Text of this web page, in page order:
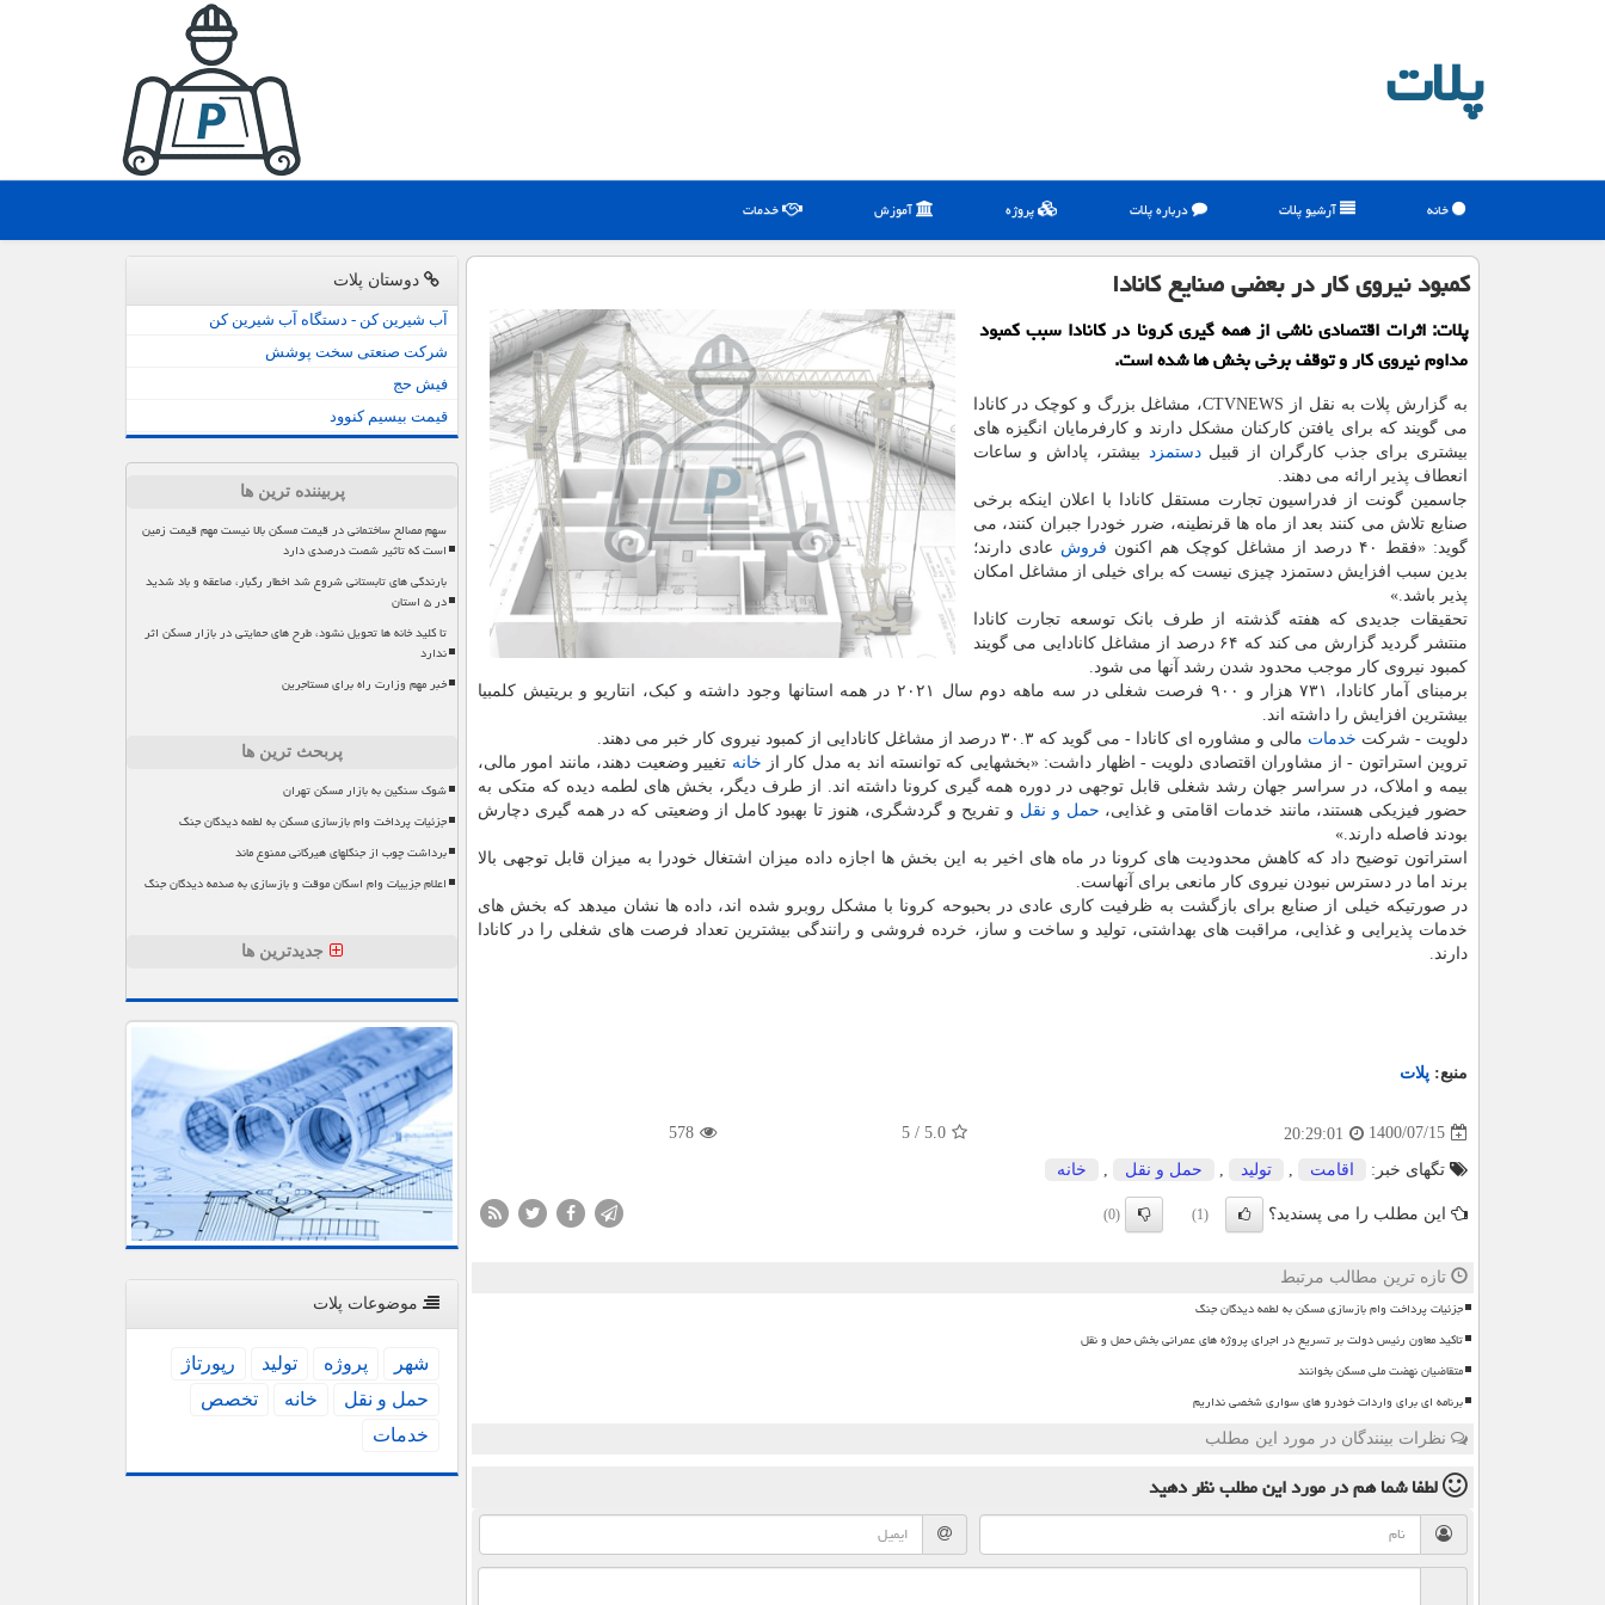
پلات
خانه آرشیو پلات درباره پلات پروژه آموزش خدمات
کمبود نیروی کار در بعضی صنایع کانادا
پلات: اثرات اقتصادی ناشی از همه گیری کرونا در کانادا سبب کمبود
مداوم نیروی کار و توقف برخی بخش ها شده است.
به گزارش پلات به نقل از CTVNEWS، مشاغل بزرگ و کوچک در کانادا
می گویند که برای یافتن کارکنان مشکل دارند و کارفرمایان انگیزه های
بیشتری برای جذب کارگران از قبیلدستمزد بیشتر، پاداش و ساعات
انعطاف پذیر ارائه می دهند.
جاسمین گونت از فدراسیون تجارت مستقل کانادا با اعلان اینکه برخی
صنایع تلاش می کنند بعد از ماه ها قرنطینه، ضرر خودرا جبران کنند، می
گوید: «فقط ۴۰ درصد از مشاغل کوچک هم اکنون
فروش عادی دارند؛
بدین سبب افزایش دستمزد چیزی نیست که برای خیلی از مشاغل امکان
پذیر باشد.»
تحقیقات جدیدی که هفته گذشته از طرف بانک توسعه تجارت کانادا
منتشر گردید گزارش می کند که ۶۴ درصد از مشاغل کانادایی می گویند
کمبود نیروی کار موجب محدود شدن رشد آنها می شود.
برمبنای آمار کانادا، ۷۳۱ هزار و ۹۰۰ فرصت شغلی در سه ماهه دوم سال ۲۰۲۱ در همه استانها وجود داشته و کبک، انتاریو و بریتیش کلمبیا
بیشترین افزایش را داشته اند.
دلویت - شرکت خدمات مالی و مشاوره ای کانادا - می گوید که ۳۰.۳ درصد از مشاغل کانادایی از کمبود نیروی کار خبر می دهند.
تروین استراتون - از مشاوران اقتصادی دلویت - اظهار داشت: «بخشهایی که توانسته اند به مدل کار از خانه تغییر وضعیت دهند، مانند امور مالی،
بیمه و املاک، در سراسر جهان رشد شغلی قابل توجهی در دوره همه گیری کرونا داشته اند. از طرف دیگر، بخش های لطمه دیده که متکی به
حضور فیزیکی هستند، مانند خدمات اقامتی و غذایی، حمل و نقل و تفریح ​​و گردشگری، هنوز تا بهبود کامل از وضعیتی که در همه گیری دچارش
بودند فاصله دارند.»
استراتون توضیح داد که کاهش محدودیت های کرونا در ماه های اخیر به این بخش ها اجازه داده میزان اشتغال خودرا به میزان قابل توجهی بالا
برند اما در دسترس نبودن نیروی کار مانعی برای آنهاست.
در صورتیکه خیلی از صنایع برای بازگشت به ظرفیت کاری عادی در بحبوحه کرونا با مشکل روبرو شده اند، داده ها نشان میدهد که بخش های
خدمات پذیرایی و غذایی، مراقبت های بهداشتی، تولید و ساخت و ساز، خرده فروشی و رانندگی بیشترین تعداد فرصت های شغلی را در کانادا
دارند.
منبع: پلات
1400/07/15
20:29:01
5.0
/
5
578
تگهای خبر: اقامت تولید حمل و نقل خانه
این مطلب را می پسندید؟ (1)
(0)
تازه ترین مطالب مرتبط
جزئیات پرداخت وام بازسازی مسکن به لطمه دیدگان جنگ
تاکید معاون رئیس دولت بر تسریع در اجرای پروژه های عمرانی بخش حمل و نقل
متقاضیان نهضت ملی مسکن بخوانند
برنامه ای برای واردات خودرو های سواری شخصی نداریم
نظرات بینندگان در مورد این مطلب
لطفا شما همدر مورد این مطلبنظر دهید
دوستان پلات
آب شیرین کن - دستگاه آب شیرین کن
شرکت صنعتی سخت پوشش
فیش حج
قیمت بیسیم کنوود
پربیننده ترین ها
سهم مصالح ساختمانی در قیمت مسکن بالا نیست مهم قیمت زمین
است که تاثیر شصت درصدی دارد
بارندگی های تابستانی شروع شد اخطار رگبار، صاعقه و باد شدید
در ۵ استان
تا کلید خانه ها تحویل نشود، طرح های حمایتی در بازار مسکن اثر
ندارد
خبر مهم وزارت راه برای مستاجرین
پربحث ترین ها
شوک سنگین به بازار مسکن تهران
جزئیات پرداخت وام بازسازی مسکن به لطمه دیدگان جنگ
برداشت چوب از جنگلهای هیرکانی ممنوع ماند
اعلام جزییات وام اسکان موقت و بازسازی به صدمه دیدگان جنگ
جدیدترین ها
موضوعات پلات
شهر پروژه تولید
رپورتاژ
حمل و نقل
خانه
تخصص
خدمات